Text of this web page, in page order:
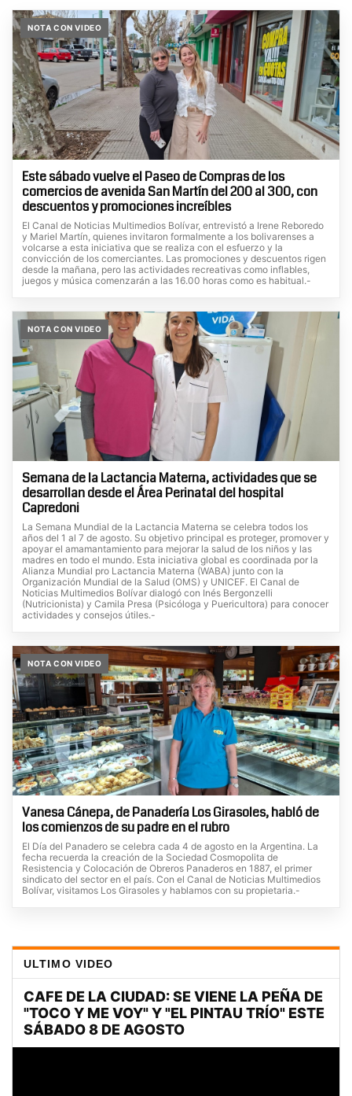
NOTA CON VIDEO
Este sábado vuelve el Paseo de Compras de los
comercios de avenida San Martín del 200 al 300, con
descuentos y promociones increíbles
El Canal de Noticias Multimedios Bolívar, entrevistó a Irene Reboredo
y Mariel Martín, quienes invitaron formalmente a los bolivarenses a
volcarse a esta iniciativa que se realiza con el esfuerzo y la
convicción de los comerciantes. Las promociones y descuentos rigen
desde la mañana, pero las actividades recreativas como inflables,
juegos y música comenzarán a las 16.00 horas como es habitual.-
NOTA CON VIDEO
Semana de la Lactancia Materna, actividades que se
desarrollan desde el Área Perinatal del hospital
Capredoni
La Semana Mundial de la Lactancia Materna se celebra todos los
años del 1 al 7 de agosto. Su objetivo principal es proteger, promover y
apoyar el amamantamiento para mejorar la salud de los niños y las
madres en todo el mundo. Esta iniciativa global es coordinada por la
Alianza Mundial pro Lactancia Materna (WABA) junto con la
Organización Mundial de la Salud (OMS) y UNICEF. El Canal de
Noticias Multimedios Bolívar dialogó con Inés Bergonzelli
(Nutricionista) y Camila Presa (Psicóloga y Puericultora) para conocer
actividades y consejos útiles.-
NOTA CON VIDEO
Vanesa Cánepa, de Panadería Los Girasoles, habló de
los comienzos de su padre en el rubro
El Día del Panadero se celebra cada 4 de agosto en la Argentina. La
fecha recuerda la creación de la Sociedad Cosmopolita de
Resistencia y Colocación de Obreros Panaderos en 1887, el primer
sindicato del sector en el país. Con el Canal de Noticias Multimedios
Bolívar, visitamos Los Girasoles y hablamos con su propietaria.-
ULTIMO VIDEO